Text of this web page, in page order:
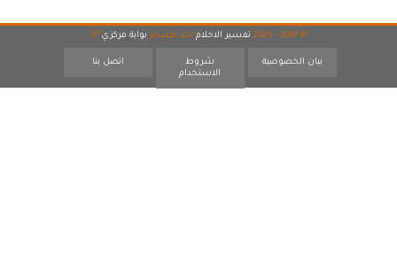
© 2007 - 2026 تفسير الاحلام احد اقسام بوابة مركزي 17
بيان الخصوصية
شروط
الاستخدام
اتصل بنا